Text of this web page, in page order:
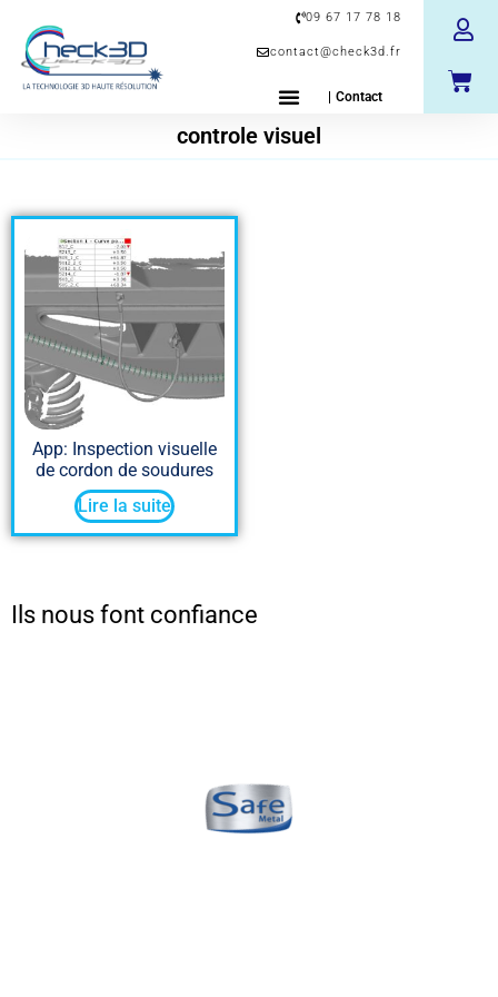
09 67 17 78 18
contact@check3d.fr
| Contact
controle visuel
App: Inspection visuelle
de cordon de soudures
Lire la suite
Ils nous font confiance